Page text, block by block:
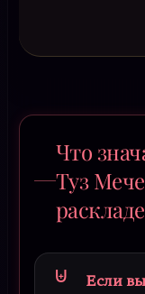
Что
Туз
Если